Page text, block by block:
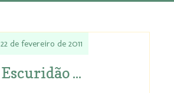
22 de fevereiro de 2011
Escuridão ...